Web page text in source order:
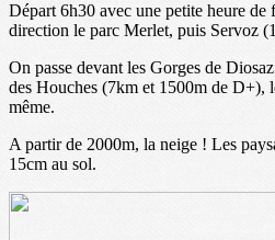
Départ 6h30 avec une petite heure
direction le parc Merlet, puis Servoz
On passe devant les Gorges de
des Houches (7km et 1500m de
même.
A partir de 2000m, la neige ! Les
15cm au sol.